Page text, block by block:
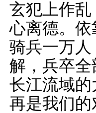
玄犯上作
心离德。
骑兵一万
解，兵卒
长江流域
再是我们